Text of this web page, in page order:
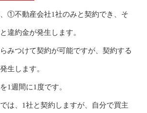
①不動産会社1社のみと契約でき、そ
違約金が発生します。
みつけて契約が可能ですが、契約する
生します。
1週間に1度です。
は、1社と契約しますが、自分で買主